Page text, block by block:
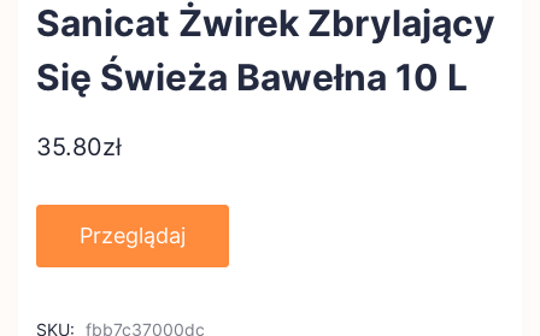
Sanicat Żwirek Zbrylający
Się Świeża Bawełna 10 L
35.80zł
Przeglądaj
SKU: fbb7c37000dc